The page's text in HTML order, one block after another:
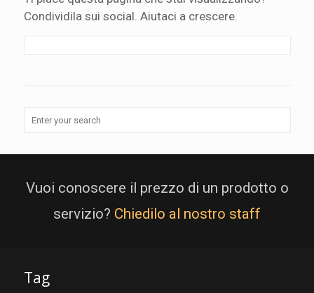
Condividila sui social. Aiutaci a crescere.
Vuoi conoscere il prezzo di un prodotto o
servizio? Chiedilo al nostro staff
Tag